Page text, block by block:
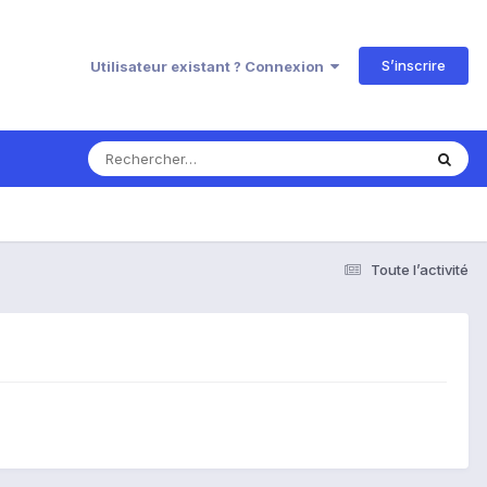
Utilisateur existant ? Connexion S’inscrire
Toute l’activité